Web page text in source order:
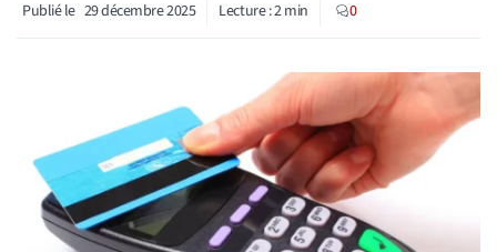
Publié le 29 décembre 2025 Lecture :2min 0